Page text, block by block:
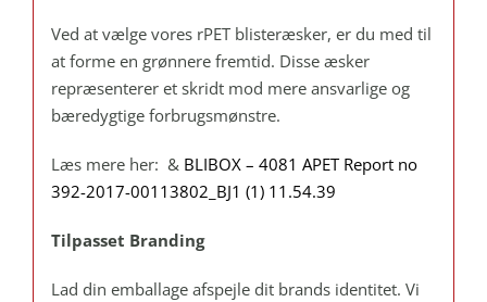
Ved at vælge vores rPET blisteræsker, er du med til
at forme en grønnere fremtid. Disse æsker
repræsenterer et skridt mod mere ansvarlige og
bæredygtige forbrugsmønstre.
Læs mere her: & BLIBOX – 4081 APET Report no
392-2017-00113802_BJ1 (1) 11.54.39
Tilpasset Branding
Lad din emballage afspejle dit brands identitet. Vi